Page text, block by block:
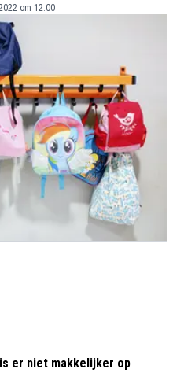
om 12:00
er niet makkelijker op